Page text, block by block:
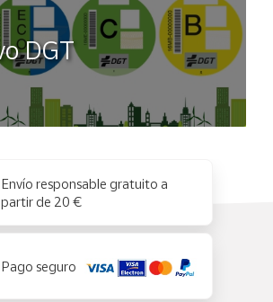
DGT
Envío responsable gratuito a
partir de 20 €
Pago seguro